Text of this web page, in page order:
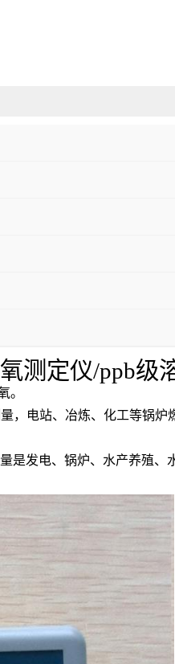
测定仪/ppb级
。
，电站、冶炼、化工等锅炉
是发电、锅炉、水产养殖、